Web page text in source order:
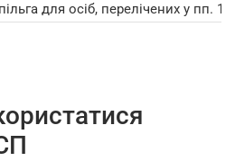
для осіб, перелічених у пп.